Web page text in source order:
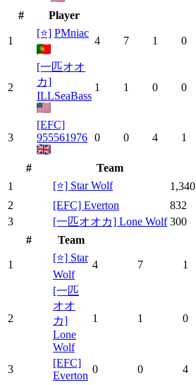
# Player
1
[⭐] PMniac
4 7 1 0
2
[一匹オオ
カ]
ILLSeaBass
1 1 0 0
3
[EFC]
955561976 0 0 4 1
# Team
1
[⭐] Star Wolf
1,340
2
[EFC] Everton
832
3
[一匹オオカ] Lone Wolf 300
#
Team
1
[⭐] Star
Wolf
4 7 1
2
[一匹
オオ
カ]
Lone
Wolf
1 1 0
3
[EFC]
Everton
0 0 4